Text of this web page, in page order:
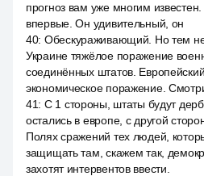
прогноз вам уже многим
впервые. Он удивительный, он
40: Обескураживающий. Но тем
Украине тяжёлое поражение
соединённых штатов.
экономическое поражение.
41: С 1 стороны, штаты будут
остались в европе, с другой
Полях сражений тех людей,
защищать там, скажем так,
захотят интервентов ввести.